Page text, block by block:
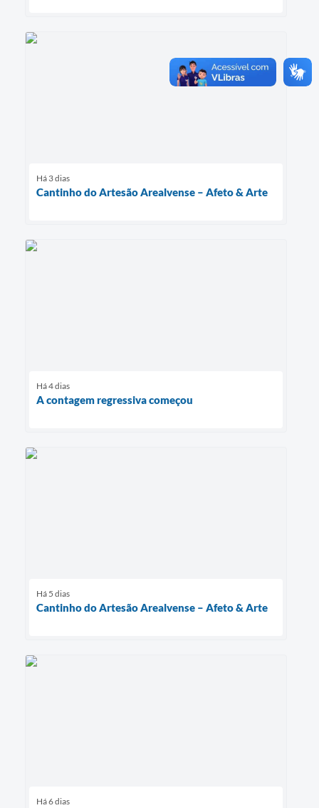
Há 3 dias
Cantinho do Artesão Arealvense – Afeto & Arte
Há 4 dias
A contagem regressiva começou
Há 5 dias
Cantinho do Artesão Arealvense – Afeto & Arte
Há 6 dias